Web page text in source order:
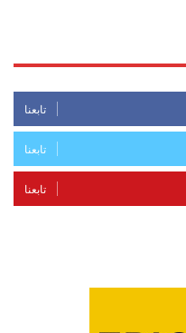
تابعنا
تابعنا
تابعنا